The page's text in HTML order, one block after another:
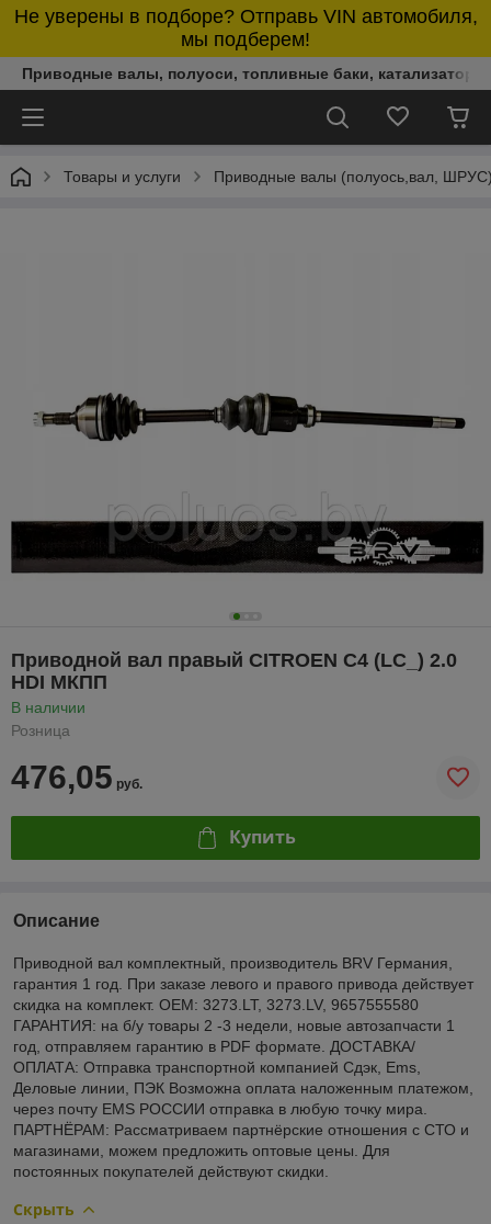
Не уверены в подборе? Отправь VIN автомобиля,
мы подберем!
Приводные валы, полуоси, топливные баки,
Товары и услуги Приводные валы (полуось,вал,
Приводной вал правый CITROEN C4 (LC_) 2.0
HDI МКПП
В наличии
Розница
476,05 руб.
Купить
Описание
Приводной вал комплектный, производитель BRV Германия,
гарантия 1 год. При заказе левого и правого привода действует
скидка на комплект. OEM: 3273.LT, 3273.LV, 9657555580
ГАРАНТИЯ: на б/у товары 2 -3 недели, новые автозапчасти 1
год, отправляем гарантию в PDF формате. ДОСТАВКА/
ОПЛАТА: Отправка транспортной компанией Сдэк, Ems,
Деловые линии, ПЭК Возможна оплата наложенным платежом,
через почту EMS РОССИИ отправка в любую точку мира.
ПАРТНЁРАМ: Рассматриваем партнёрские отношения с СТО и
магазинами, можем предложить оптовые цены. Для
постоянных покупателей действуют скидки.
Скрыть